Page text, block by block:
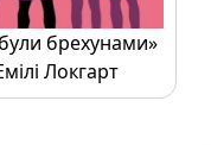
брехунами»
Локгарт